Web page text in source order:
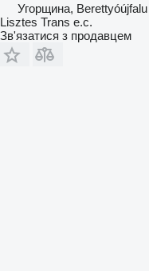
Угорщина, Berettyóújfalu
Lisztes Trans e.c.
Зв'язатися з продавцем